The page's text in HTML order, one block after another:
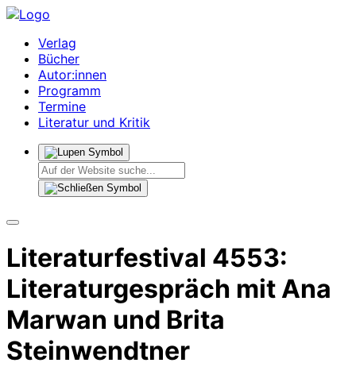
Verlag
Bücher
Autor:innen
Programm
Termine
Literatur und Kritik
Literaturfestival 4553:
Literaturgespräch mit Ana
Marwan und Brita
Steinwendtner